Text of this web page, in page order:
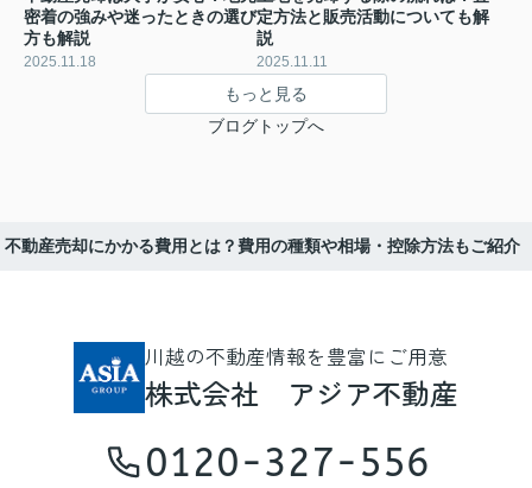
密着の強みや迷ったときの選び
方も解説
2025.11.18
定方法と販売活動についても解
説
2025.11.11
もっと見る
ブログトップへ
不動産売却にかかる費用とは？費用の種類や相場・控除方法もご紹介
川越の不動産情報を豊富にご用意
株式会社 アジア不動産
0120-327-556